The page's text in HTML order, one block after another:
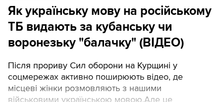
Як українську мову на російському
ТБ видають за кубанську чи
воронезьку "балачку" (ВІДЕО)
Після прориву Сил оборони на Курщині у
соцмережах активно поширюють відео, де
місцеві жінки розмовляють з нашими
військовими українською мовою.Але це